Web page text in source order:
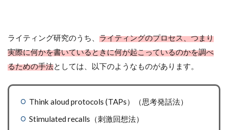
ライティング研究のうち、 ライティングのプロセス、つまり
実際に何かを書いているときに何が起こっているのかを調べ
るための手法としては、以下のようなものがあります。
Think aloud protocols (TAPs）（思考発話法）
Stimulated recalls（刺激回想法）